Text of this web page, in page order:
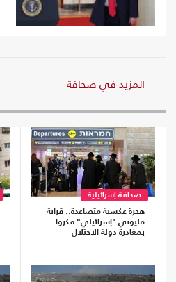
المزيد في صحافة
صحافة إسرائيلية
هجرة عكسية متصاعدة.. قرابة
مليوني "إسرائيلي" فكروا
بمغادرة دولة الاحتلال